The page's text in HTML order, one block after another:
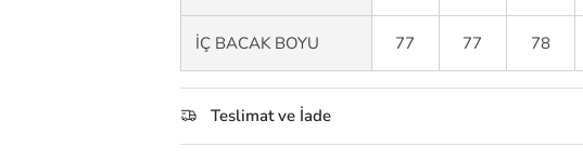
İÇ BACAK BOYU 77 77 78
Teslimat ve İade